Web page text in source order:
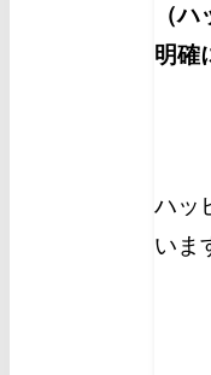
（
明確
ハッ
いま